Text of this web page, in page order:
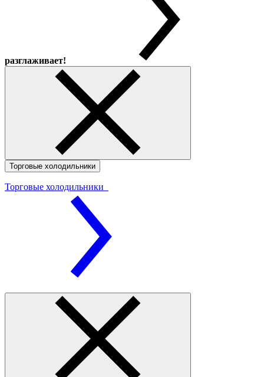
разглаживает!
Торговые холодильники
Торговые холодильники